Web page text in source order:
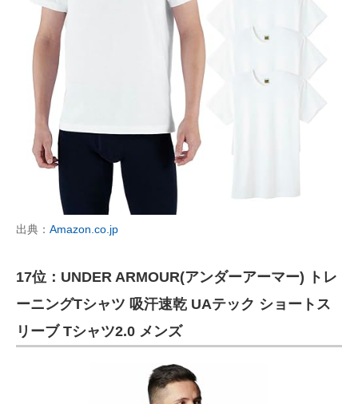
出典： Amazon.co.jp
17位：UNDER ARMOUR(アンダーアーマー) トレ
ーニングTシャツ 吸汗速乾 UAテック ショートス
リーブ Tシャツ2.0 メンズ